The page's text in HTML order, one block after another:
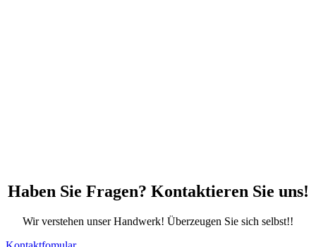
Haben Sie Fragen? Kontaktieren Sie uns!
Wir verstehen unser Handwerk! Überzeugen Sie sich selbst!!